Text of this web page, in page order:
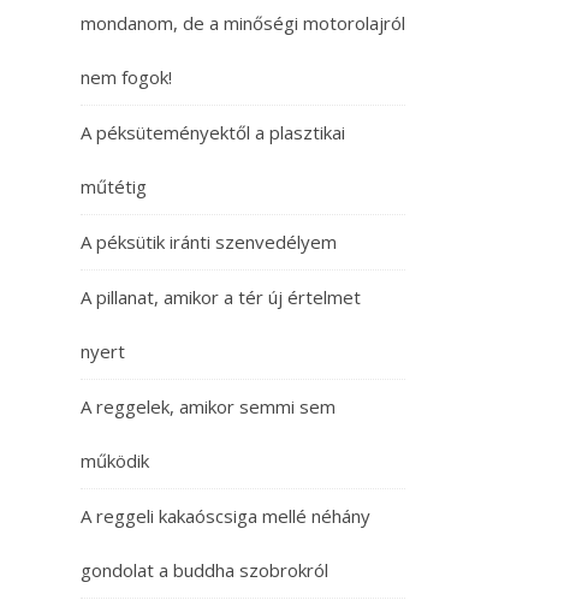
mondanom, de a minőségi motorolajról
nem fogok!
A péksüteményektől a plasztikai
műtétig
A péksütik iránti szenvedélyem
A pillanat, amikor a tér új értelmet
nyert
A reggelek, amikor semmi sem
működik
A reggeli kakaóscsiga mellé néhány
gondolat a buddha szobrokról